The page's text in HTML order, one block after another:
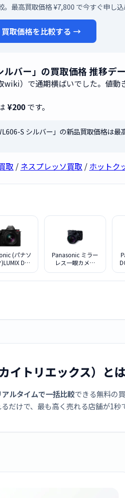
最高買取価格 ¥7,800 で今すぐ申し込
買取価格を比較する →
バー」の買取価格 推移デ
wiki）で通期横ばいでした。値
¥200 です。
S シルバー」の新品買取価格は最
取 / ネスプレッソ買取 / ホットク
(パナソ
DC-
Panasonic ミラー
レス一眼カメラ
カイトリエックス）と
ルタイムで一括比較できる無料の
だけで、最も高く売れる店舗が1秒